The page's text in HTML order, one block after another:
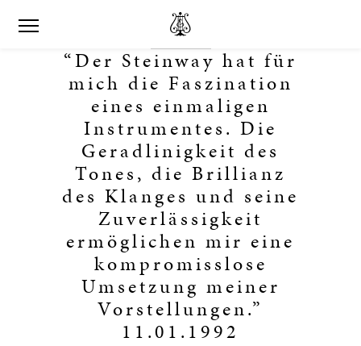
“Der Steinway hat für
mich die Faszination
eines einmaligen
Instrumentes. Die
Geradlinigkeit des
Tones, die Brillianz
des Klanges und seine
Zuverlässigkeit
ermöglichen mir eine
kompromisslose
Umsetzung meiner
Vorstellungen.”
11.01.1992